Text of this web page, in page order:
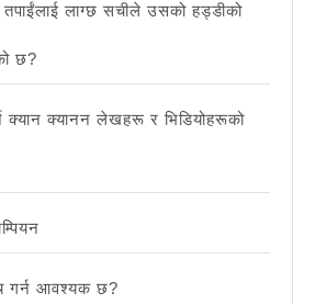
लाग्छ सचीले उसको हड्डीको
छ?
क्यान क्यानन लेखहरू र भिडियोहरूको
गर्न आवश्यक छ?